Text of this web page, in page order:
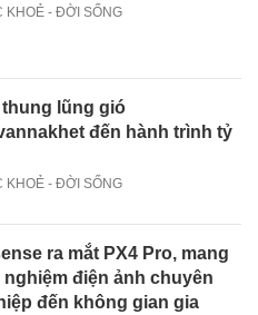
KHOẺ - ĐỜI SỐNG
lũng gió
đến hành trình tỷ
KHOẺ - ĐỜI SỐNG
ra mắt PX4 Pro, mang
nghiệm điện ảnh chuyên
đến không gian gia